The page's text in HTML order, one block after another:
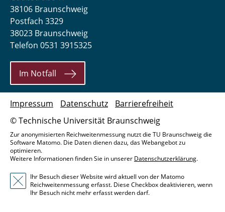
38106 Braunschweig
Postfach 3329
38023 Braunschweig
Telefon 0531 3915325
Im Notfall
© Technische Universität Braunschweig
Impressum Datenschutz Barrierefreiheit
Zur anonymisierten Reichweitenmessung nutzt die TU Braunschweig die
Software Matomo. Die Daten dienen dazu, das Webangebot zu
optimieren.
Weitere Informationen finden Sie in unserer Datenschutzerklärung.
Ihr Besuch dieser Website wird aktuell von der Matomo
Reichweitenmessung erfasst. Diese Checkbox deaktivieren, wenn
Ihr Besuch nicht mehr erfasst werden darf.